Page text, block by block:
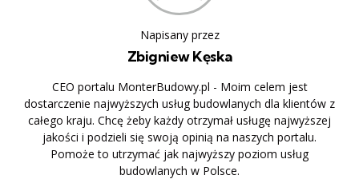
Napisany przez
Zbigniew Kęska
CEO portalu MonterBudowy.pl - Moim celem jest
dostarczenie najwyższych usług budowlanych dla klientów z
całego kraju. Chcę żeby każdy otrzymał usługę najwyższej
jakości i podzieli się swoją opinią na naszych portalu.
Pomoże to utrzymać jak najwyższy poziom usług
budowlanych w Polsce.